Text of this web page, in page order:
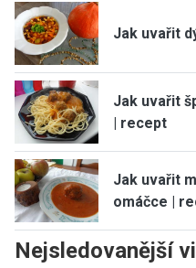
Jak uvařit
Jak uvařit
| recept
Jak uvařit
omáčce |
Nejsledovanější